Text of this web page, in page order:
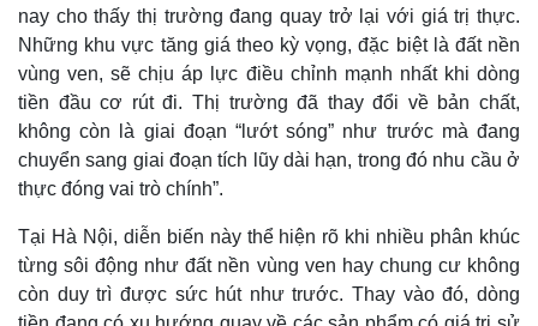
nay cho thấy thị trường đang quay trở lại với giá trị thực.
Những khu vực tăng giá theo kỳ vọng, đặc biệt là đất nền
vùng ven, sẽ chịu áp lực điều chỉnh mạnh nhất khi dòng
tiền đầu cơ rút đi. Thị trường đã thay đổi về bản chất,
không còn là giai đoạn “lướt sóng” như trước mà đang
chuyển sang giai đoạn tích lũy dài hạn, trong đó nhu cầu ở
thực đóng vai trò chính”.
Tại Hà Nội, diễn biến này thể hiện rõ khi nhiều phân khúc
từng sôi động như đất nền vùng ven hay chung cư không
còn duy trì được sức hút như trước. Thay vào đó, dòng